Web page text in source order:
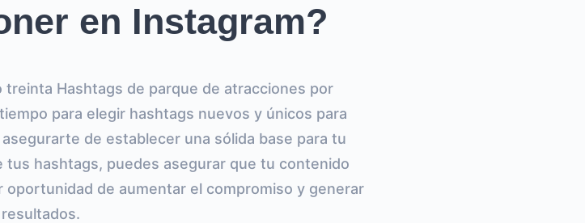
en Instagram?
treinta Hashtags de parque de atracciones por
para elegir hashtags nuevos y únicos para
de establecer una sólida base para tu
hashtags, puedes asegurar que tu contenido
oportunidad de aumentar el compromiso y generar
resultados.